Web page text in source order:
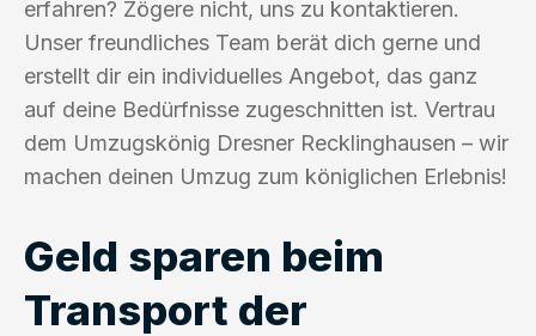
erfahren? Zögere nicht, uns zu kontaktieren.
Unser freundliches Team berät dich gerne und
erstellt dir ein individuelles Angebot, das ganz
auf deine Bedürfnisse zugeschnitten ist. Vertrau
dem Umzugskönig Dresner Recklinghausen – wir
machen deinen Umzug zum königlichen Erlebnis!
Geld sparen beim
Transport der